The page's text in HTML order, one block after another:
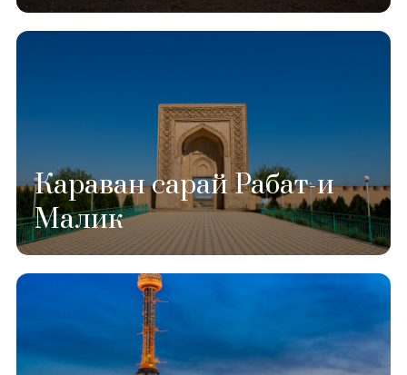
Караван сарай Рабат-и
Малик